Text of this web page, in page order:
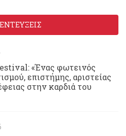
«Ένας φωτεινός
επιστήμης, αριστείας
στην καρδιά του